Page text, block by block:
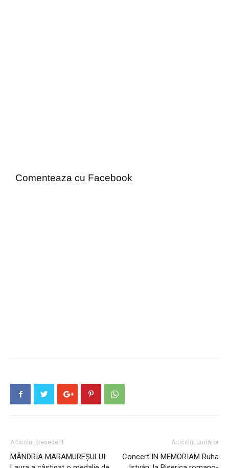
Comenteaza cu Facebook
Articolul precedent
MÂNDRIA MARAMUREȘULUI:
Articolul următor
Concert IN MEMORIAM Ruha